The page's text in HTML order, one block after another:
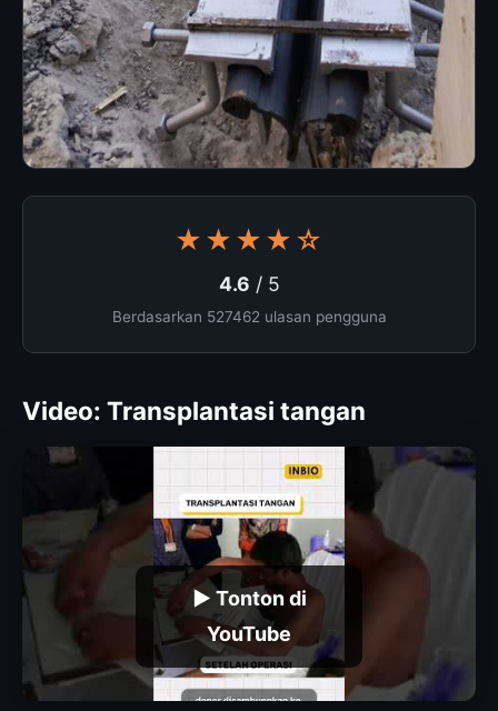
★★★★☆
4.6 / 5
Berdasarkan 527462 ulasan pengguna
Video: Transplantasi tangan
▶ Tonton di
YouTube